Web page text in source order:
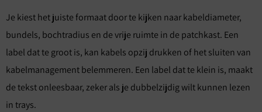
Je kiest het juiste formaat door te kijken naar kabeldiameter,
bundels, bochtradius en de vrije ruimte in de patchkast. Een
label dat te groot is, kan kabels opzij drukken of het sluiten van
kabelmanagement belemmeren. Een label dat te klein is, maakt
de tekst onleesbaar, zeker als je dubbelzijdig wilt kunnen lezen
in trays.